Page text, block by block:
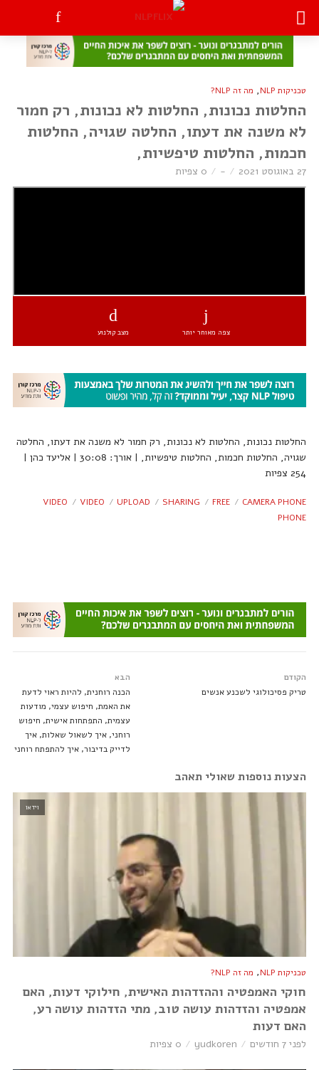
טכניקות NLP , מה זה NLP?
החלטות נכונות, החלטות לא נכונות, רק חמור
לא משנה את דעתו, החלטה שגויה, החלטות
חכמות, החלטות טיפשיות,
27 באוגוסט 2021 - 0 צפיות
צפה מאוחר יותר מצב קולנוע
החלטות נכונות, החלטות לא נכונות, רק חמור לא משנה את דעתו, החלטה
שגויה, החלטות חכמות, החלטות טיפשיות, | אורך: 30:08 | אליעד כהן |
254 צפיות
CAMERA PHONE
FREE
SHARING
UPLOAD
VIDEO
VIDEO
PHONE
הקודם
טריק פסיכולוגי לשכנע אנשים
הבא
הכנה רוחנית, להיות ראוי לדעת
את האמת, חיפוש עצמי, מודעות
עצמית, התפתחות אישית, חיפוש
רוחני, איך לשאול שאלות, איך
לדייק בדיבור, איך להתפתח רוחני
הצעות נוספות שאולי תאהב
וידאו
טכניקות NLP , מה זה NLP?
חוקי האמפטיה וההזדהות האישית, חילוקי דעות, האם
אמפטיה והזדהות עושה טוב, מתי הזדהות עושה רע,
האם דעות
לפני 7 חודשים yudkoren 0 צפיות